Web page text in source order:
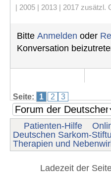
| 2005 | 2013 | 2017 zusätzl.
Bitte Anmelden oder
Konversation
Seite: 1 2 3
Patienten-Hilfe
Deutschen Sarkom-
Therapien und
Ladezeit der